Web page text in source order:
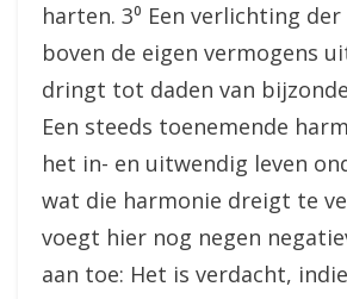
harten. 3⁰ Een verlichting der
boven de eigen vermogens
dringt tot daden van
Een steeds toenemende
het in- en uitwendig leven
wat die harmonie dreigt te
voegt hier nog negen
aan toe: Het is verdacht,